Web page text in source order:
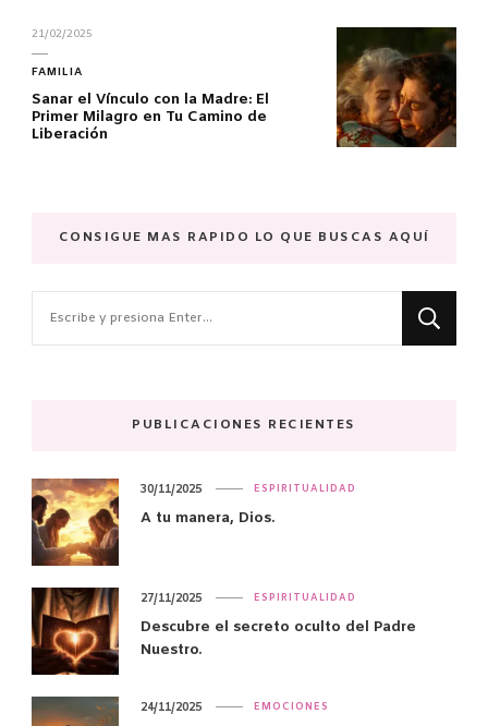
21/02/2025
FAMILIA
Sanar el Vínculo con la Madre: El
Primer Milagro en Tu Camino de
Liberación
CONSIGUE MAS RAPIDO LO QUE BUSCAS AQUÍ
PUBLICACIONES RECIENTES
ESPIRITUALIDAD
A tu manera, Dios.
30/11/2025
ESPIRITUALIDAD
Descubre el secreto oculto del Padre
Nuestro.
27/11/2025
EMOCIONES
24/11/2025